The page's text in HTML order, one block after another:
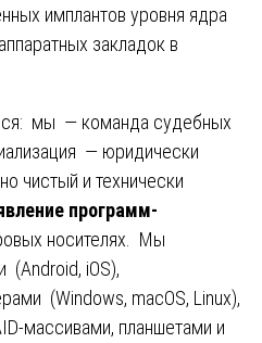
имплантов уровня ядра
закладок в
мы — команда судебных
— юридически
чистый и технически
программ-
носителях. Мы
(Android, iOS),
(Windows, macOS, Linux),
массивами, планшетами и